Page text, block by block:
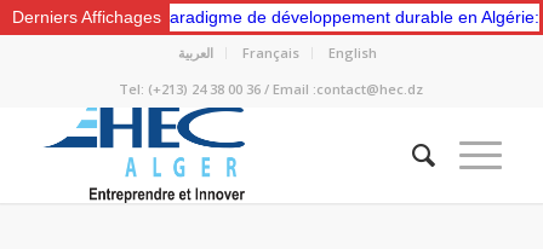
Derniers Affichages
un nouveau paradigme de développement durable en Algérie:
العربية Français
English
Tel: (+213) 24 38 00 36 / Email :contact@hec.dz